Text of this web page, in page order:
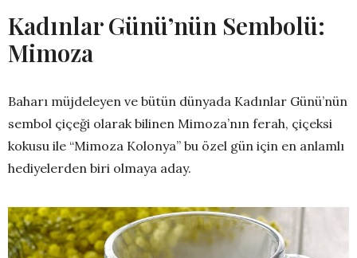
Kadınlar Günü’nün Sembolü:
Mimoza
Baharı müjdeleyen ve bütün dünyada Kadınlar Günü’nün
sembol çiçeği olarak bilinen Mimoza’nın ferah, çiçeksi
kokusu ile “Mimoza Kolonya” bu özel gün için en anlamlı
hediyelerden biri olmaya aday.